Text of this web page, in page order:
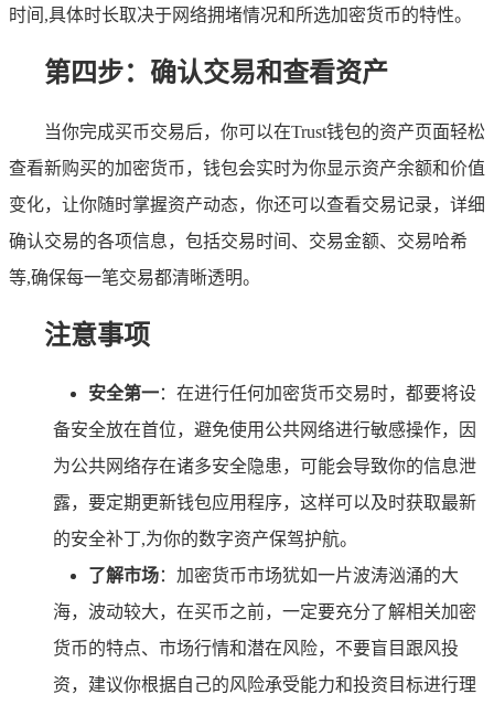
时间,具体时长取决于网络拥堵情况和所选加密货币的特性。
第四步：确认交易和查看资产
当你完成买币交易后，你可以在Trust钱包的资产页面轻松
查看新购买的加密货币，钱包会实时为你显示资产余额和价值
变化，让你随时掌握资产动态，你还可以查看交易记录，详细
确认交易的各项信息，包括交易时间、交易金额、交易哈希
等,确保每一笔交易都清晰透明。
注意事项
安全第一：在进行任何加密货币交易时，都要将设
备安全放在首位，避免使用公共网络进行敏感操作，因
为公共网络存在诸多安全隐患，可能会导致你的信息泄
露，要定期更新钱包应用程序，这样可以及时获取最新
的安全补丁,为你的数字资产保驾护航。
了解市场：加密货币市场犹如一片波涛汹涌的大
海，波动较大，在买币之前，一定要充分了解相关加密
货币的特点、市场行情和潜在风险，不要盲目跟风投
资，建议你根据自己的风险承受能力和投资目标进行理